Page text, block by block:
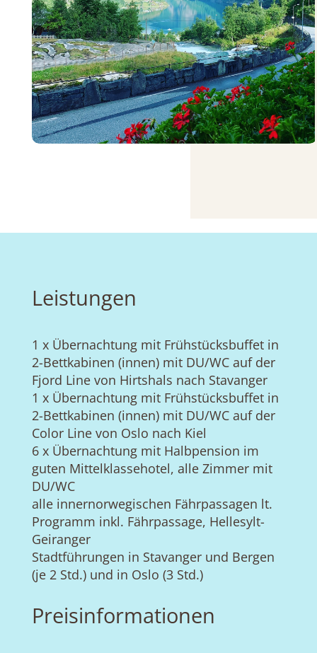
Leistungen
1 x Übernachtung mit Frühstücksbuffet in
2-Bettkabinen (innen) mit DU/WC auf der
Fjord Line von Hirtshals nach Stavanger
1 x Übernachtung mit Frühstücksbuffet in
2-Bettkabinen (innen) mit DU/WC auf der
Color Line von Oslo nach Kiel
6 x Übernachtung mit Halbpension im
guten Mittelklassehotel, alle Zimmer mit
DU/WC
alle innernorwegischen Fährpassagen lt.
Programm inkl. Fährpassage, Hellesylt-
Geiranger
Stadtführungen in Stavanger und Bergen
(je 2 Std.) und in Oslo (3 Std.)
Preisinformationen